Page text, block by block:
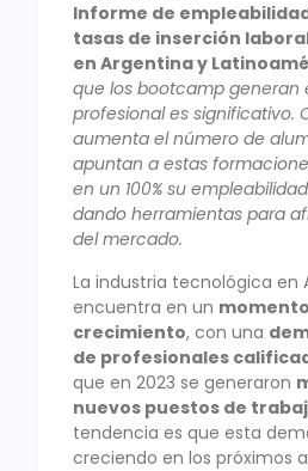
Informe de
tasas de inserción
en Argentina y
que los bootcamp generan
profesional es significativo.
aumenta el número de
apuntan a estas
en un 100% su
dando herramientas para
del mercado.
La industria tecnológica en
encuentra en un
crecimiento, con una
de profesionales
que en 2023 se generaron
nuevos puestos de
tendencia es que esta
creciendo en los próximos